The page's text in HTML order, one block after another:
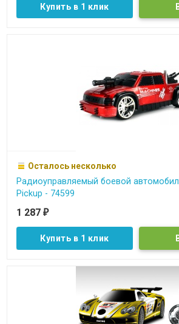
Купить в 1 клик
Осталось несколько
Радиоуправляемый боевой
Pickup - 74599
1 287 ₽
Купить в 1 клик